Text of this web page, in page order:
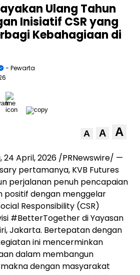
Ulang Tahun
Inisiatif CSR yang
Kebahagiaan di
- Pewarta
A A A
,24 April, 2026 /PRNewswire/ —
pertamanya, KVB Futures
perjalanan penuh pencapaian
positif dengan menggelar
Responsibility (CSR)
#BetterTogether di Yayasan
Jakarta. Bertepatan dengan
ini mencerminkan
dalam membangun
dengan masyarakat